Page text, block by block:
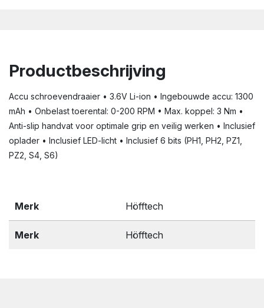
Productbeschrijving
Accu schroevendraaier • 3.6V Li-ion • Ingebouwde accu: 1300
mAh • Onbelast toerental: 0-200 RPM • Max. koppel: 3 Nm •
Anti-slip handvat voor optimale grip en veilig werken • Inclusief
oplader • Inclusief LED-licht • Inclusief 6 bits (PH1, PH2, PZ1,
PZ2, S4, S6)
Merk Höfftech
Merk Höfftech